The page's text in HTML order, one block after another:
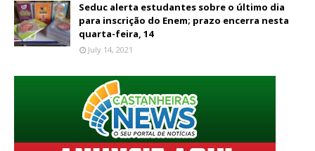
Seduc alerta estudantes sobre o último dia
para inscrição do Enem; prazo encerra nesta
quarta-feira, 14
July 14, 2021